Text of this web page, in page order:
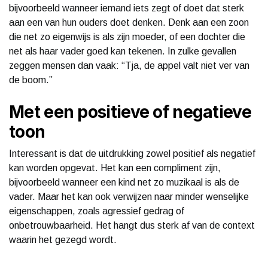
bijvoorbeeld wanneer iemand iets zegt of doet dat sterk
aan een van hun ouders doet denken. Denk aan een zoon
die net zo eigenwijs is als zijn moeder, of een dochter die
net als haar vader goed kan tekenen. In zulke gevallen
zeggen mensen dan vaak: “Tja, de appel valt niet ver van
de boom.”
Met een positieve of negatieve
toon
Interessant is dat de uitdrukking zowel positief als negatief
kan worden opgevat. Het kan een compliment zijn,
bijvoorbeeld wanneer een kind net zo muzikaal is als de
vader. Maar het kan ook verwijzen naar minder wenselijke
eigenschappen, zoals agressief gedrag of
onbetrouwbaarheid. Het hangt dus sterk af van de context
waarin het gezegd wordt.